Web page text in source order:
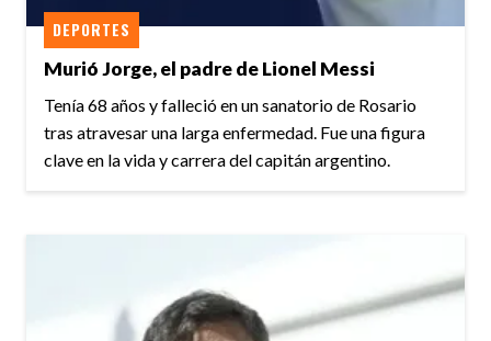
Murió Jorge, el padre de Lionel Messi
DEPORTES
Tenía 68 años y falleció en un sanatorio de Rosario
tras atravesar una larga enfermedad. Fue una figura
clave en la vida y carrera del capitán argentino.